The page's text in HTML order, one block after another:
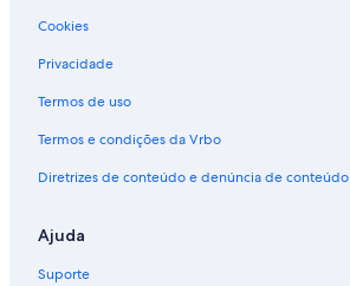
Cookies
Privacidade
Termos de uso
Termos e condições da Vrbo
Diretrizes de conteúdo e denúncia de conteúdo
Ajuda
Suporte